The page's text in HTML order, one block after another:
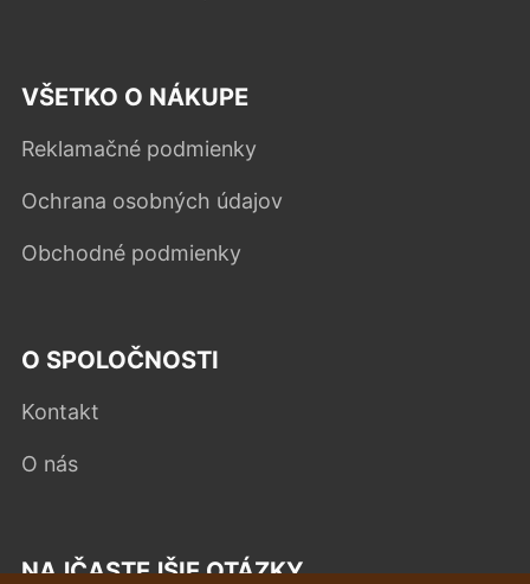
VŠETKO O NÁKUPE
Reklamačné podmienky
Ochrana osobných údajov
Obchodné podmienky
O SPOLOČNOSTI
Kontakt
O nás
NAJČASTEJŠIE OTÁZKY